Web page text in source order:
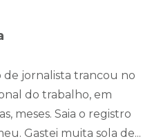
jornalista trancou no
do trabalho, em
meses. Saia o registro
Gastei muita sola de...